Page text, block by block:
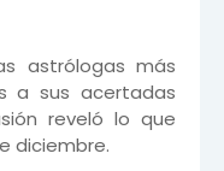
astrólogas más
a sus acertadas
reveló lo que
diciembre.